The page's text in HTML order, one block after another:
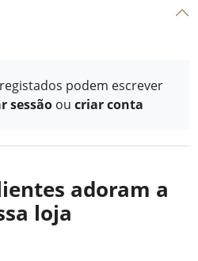
podem escrever
sessão ou criar conta
adoram a
loja